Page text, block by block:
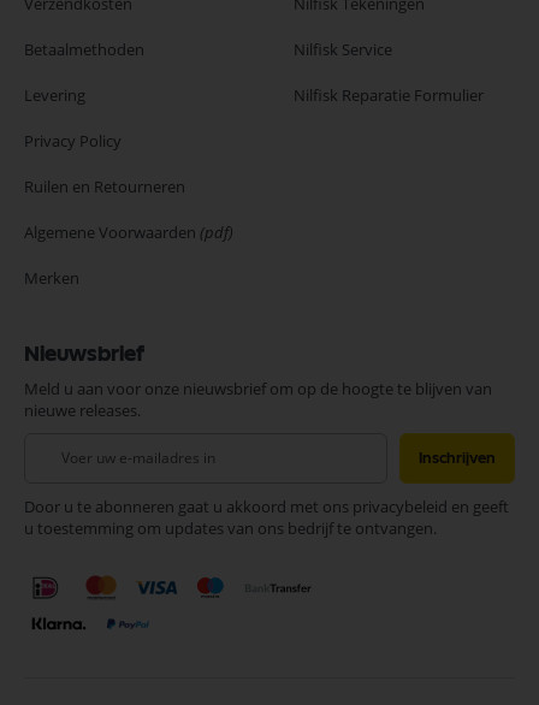
Betaalmethoden
Levering
Privacy Policy
Ruilen en Retourneren
Algemene Voorwaarden (pdf)
Merken
Nilfisk Service
Nilfisk Reparatie Formulier
Nieuwsbrief
Meld u aan voor onze nieuwsbrief om op de hoogte te blijven van
nieuwe releases.
onze
nieuwsbrief
Inschrijven
Door u te abonneren gaat u akkoord met ons privacybeleid en geeft
u toestemming om updates van ons bedrijf te ontvangen.